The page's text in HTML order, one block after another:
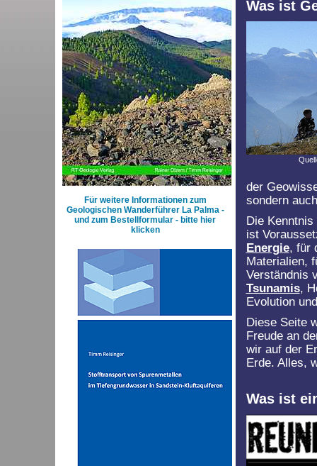
Für weitere Informationen zum
Geologischen Wanderführer La Palma -
und zum Bestellformular - bitte hier
klicken
Was ist
der
sondern
Die
ist
Energie, für
Materialien,
Verständnis
Tsunamis,
Evolution
Diese Seite
Freude an
wir auf der
Erde. Alles,
Was ist